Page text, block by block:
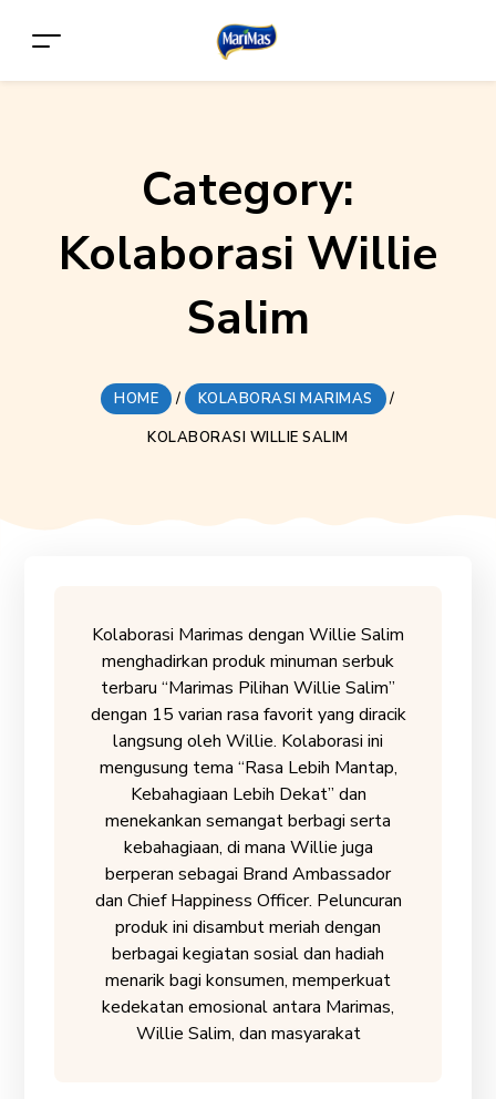
Category:
Kolaborasi Willie
Salim
HOME / KOLABORASI MARIMAS
/
KOLABORASI WILLIE SALIM
Kolaborasi Marimas dengan Willie Salim
menghadirkan produk minuman serbuk
terbaru “Marimas Pilihan Willie Salim”
dengan 15 varian rasa favorit yang diracik
langsung oleh Willie. Kolaborasi ini
mengusung tema “Rasa Lebih Mantap,
Kebahagiaan Lebih Dekat” dan
menekankan semangat berbagi serta
kebahagiaan, di mana Willie juga
berperan sebagai Brand Ambassador
dan Chief Happiness Officer. Peluncuran
produk ini disambut meriah dengan
berbagai kegiatan sosial dan hadiah
menarik bagi konsumen, memperkuat
kedekatan emosional antara Marimas,
Willie Salim, dan masyarakat